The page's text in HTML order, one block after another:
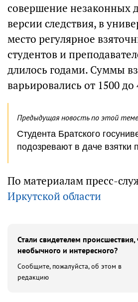
совершение незаконных
версии следствия, в
место регулярное
студентов и
длилось годами. Суммы
варьировались от 1500 до
Предыдущая новость по этой
Студента Братского
подозревают в даче взятки
По материалам пресс-
Иркутской области
Стали свидетелем происшествия,
необычного и интересного?
Сообщите, пожалуйста, об этом в
редакцию